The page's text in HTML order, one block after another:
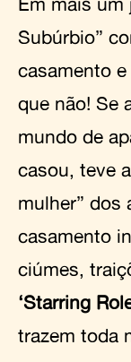
Subúrbio”
casamento
que não! Se
mundo de
casou, teve
mulher” dos
casamento
ciúmes,
‘Starring
trazem toda